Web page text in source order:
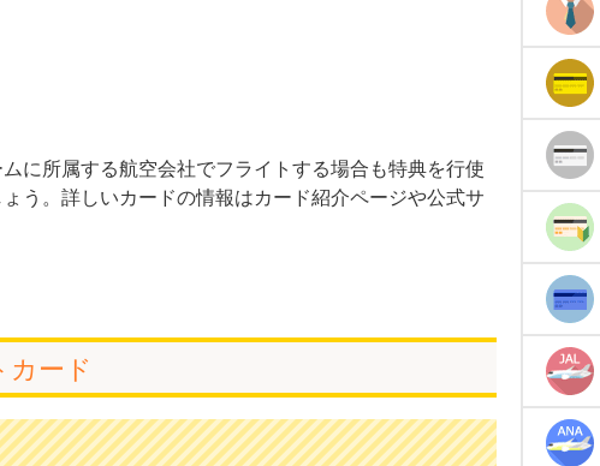
に所属する航空会社でフライトする場合も特典を行使
う。詳しいカードの情報はカード紹介ページや公式サ
ード